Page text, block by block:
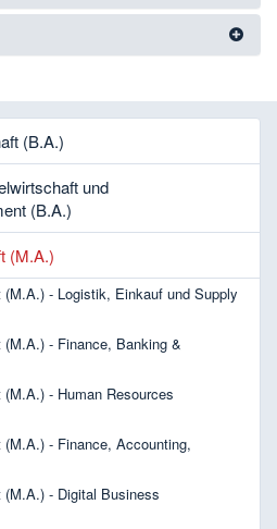
(B.A.)
und
(B.A.)
(M.A.)
- Logistik, Einkauf und Supply
- Finance, Banking &
- Human Resources
- Finance, Accounting,
- Digital Business